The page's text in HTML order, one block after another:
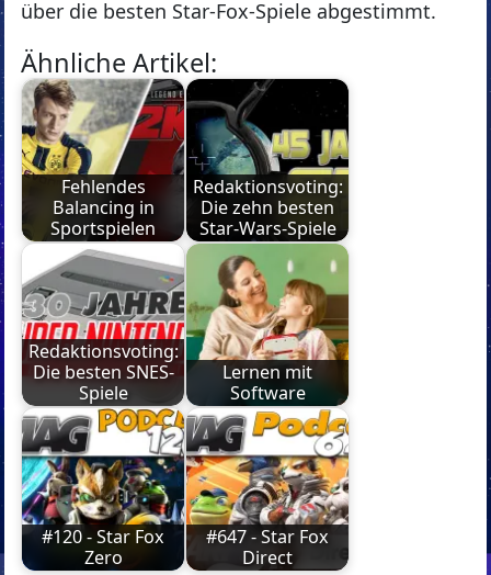
über die besten Star-Fox-Spiele abgestimmt.
Ähnliche Artikel:
Fehlendes
Balancing in
Sportspielen
Redaktionsvoting:
Die zehn besten
Star-Wars-Spiele
Redaktionsvoting:
Die besten SNES-
Spiele
Lernen mit
Software
#120 - Star Fox
Zero
#647 - Star Fox
Direct